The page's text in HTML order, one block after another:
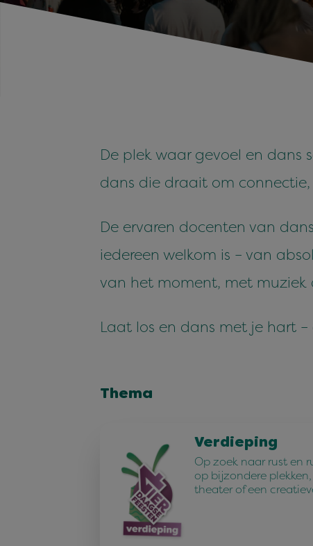
De plek waar gevoel en dans
dans die draait om connectie,
De ervaren docenten van
iedereen welkom is – van
van het moment, met
Laat los en dans met je hart
Thema
Verdieping
Op zoek naar rust en
op bijzondere
theater of een